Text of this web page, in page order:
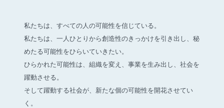
私たちは、すべての人の可能性を信じている。
私たちは、一人ひとりから創造性のきっかけを引き出し、 秘
めたる可能性をひらいていきたい。
ひらかれた可能性は、組織を変え、事業を生み出し、社会を
躍動させる。
そして躍動する社会が、新たな個の可能性を開花させてい
く。